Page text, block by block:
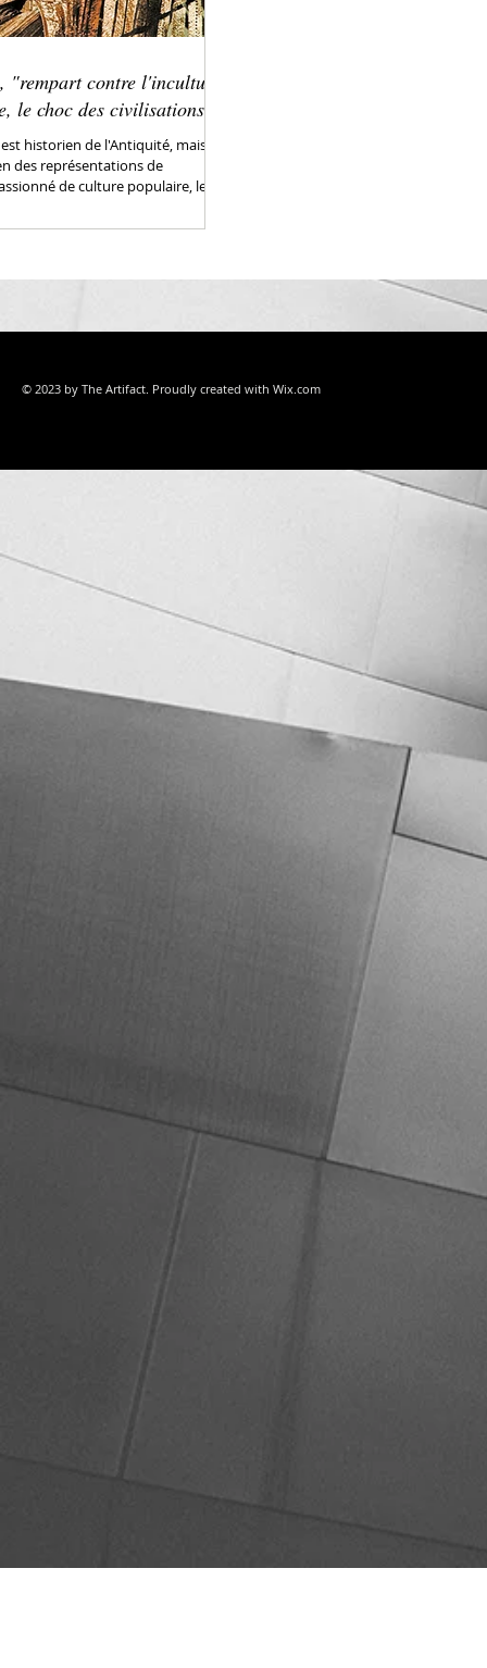
"rempart contre l'inculture,
le choc des civilisations"
est historien de l'Antiquité, mais
des représentations de
de culture populaire, le...
© 2023 by The Artifact. Proudly created with Wix.com